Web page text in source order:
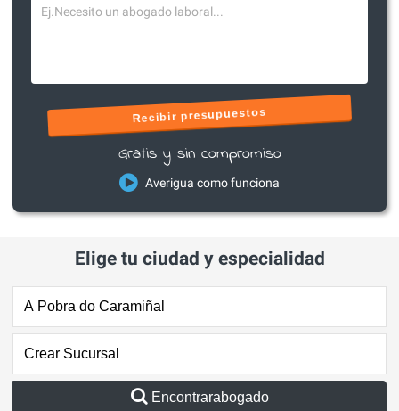
Recibir presupuestos
Gratis y sin compromiso
Averigua como funciona
Elige tu ciudad y especialidad
Encontrarabogado